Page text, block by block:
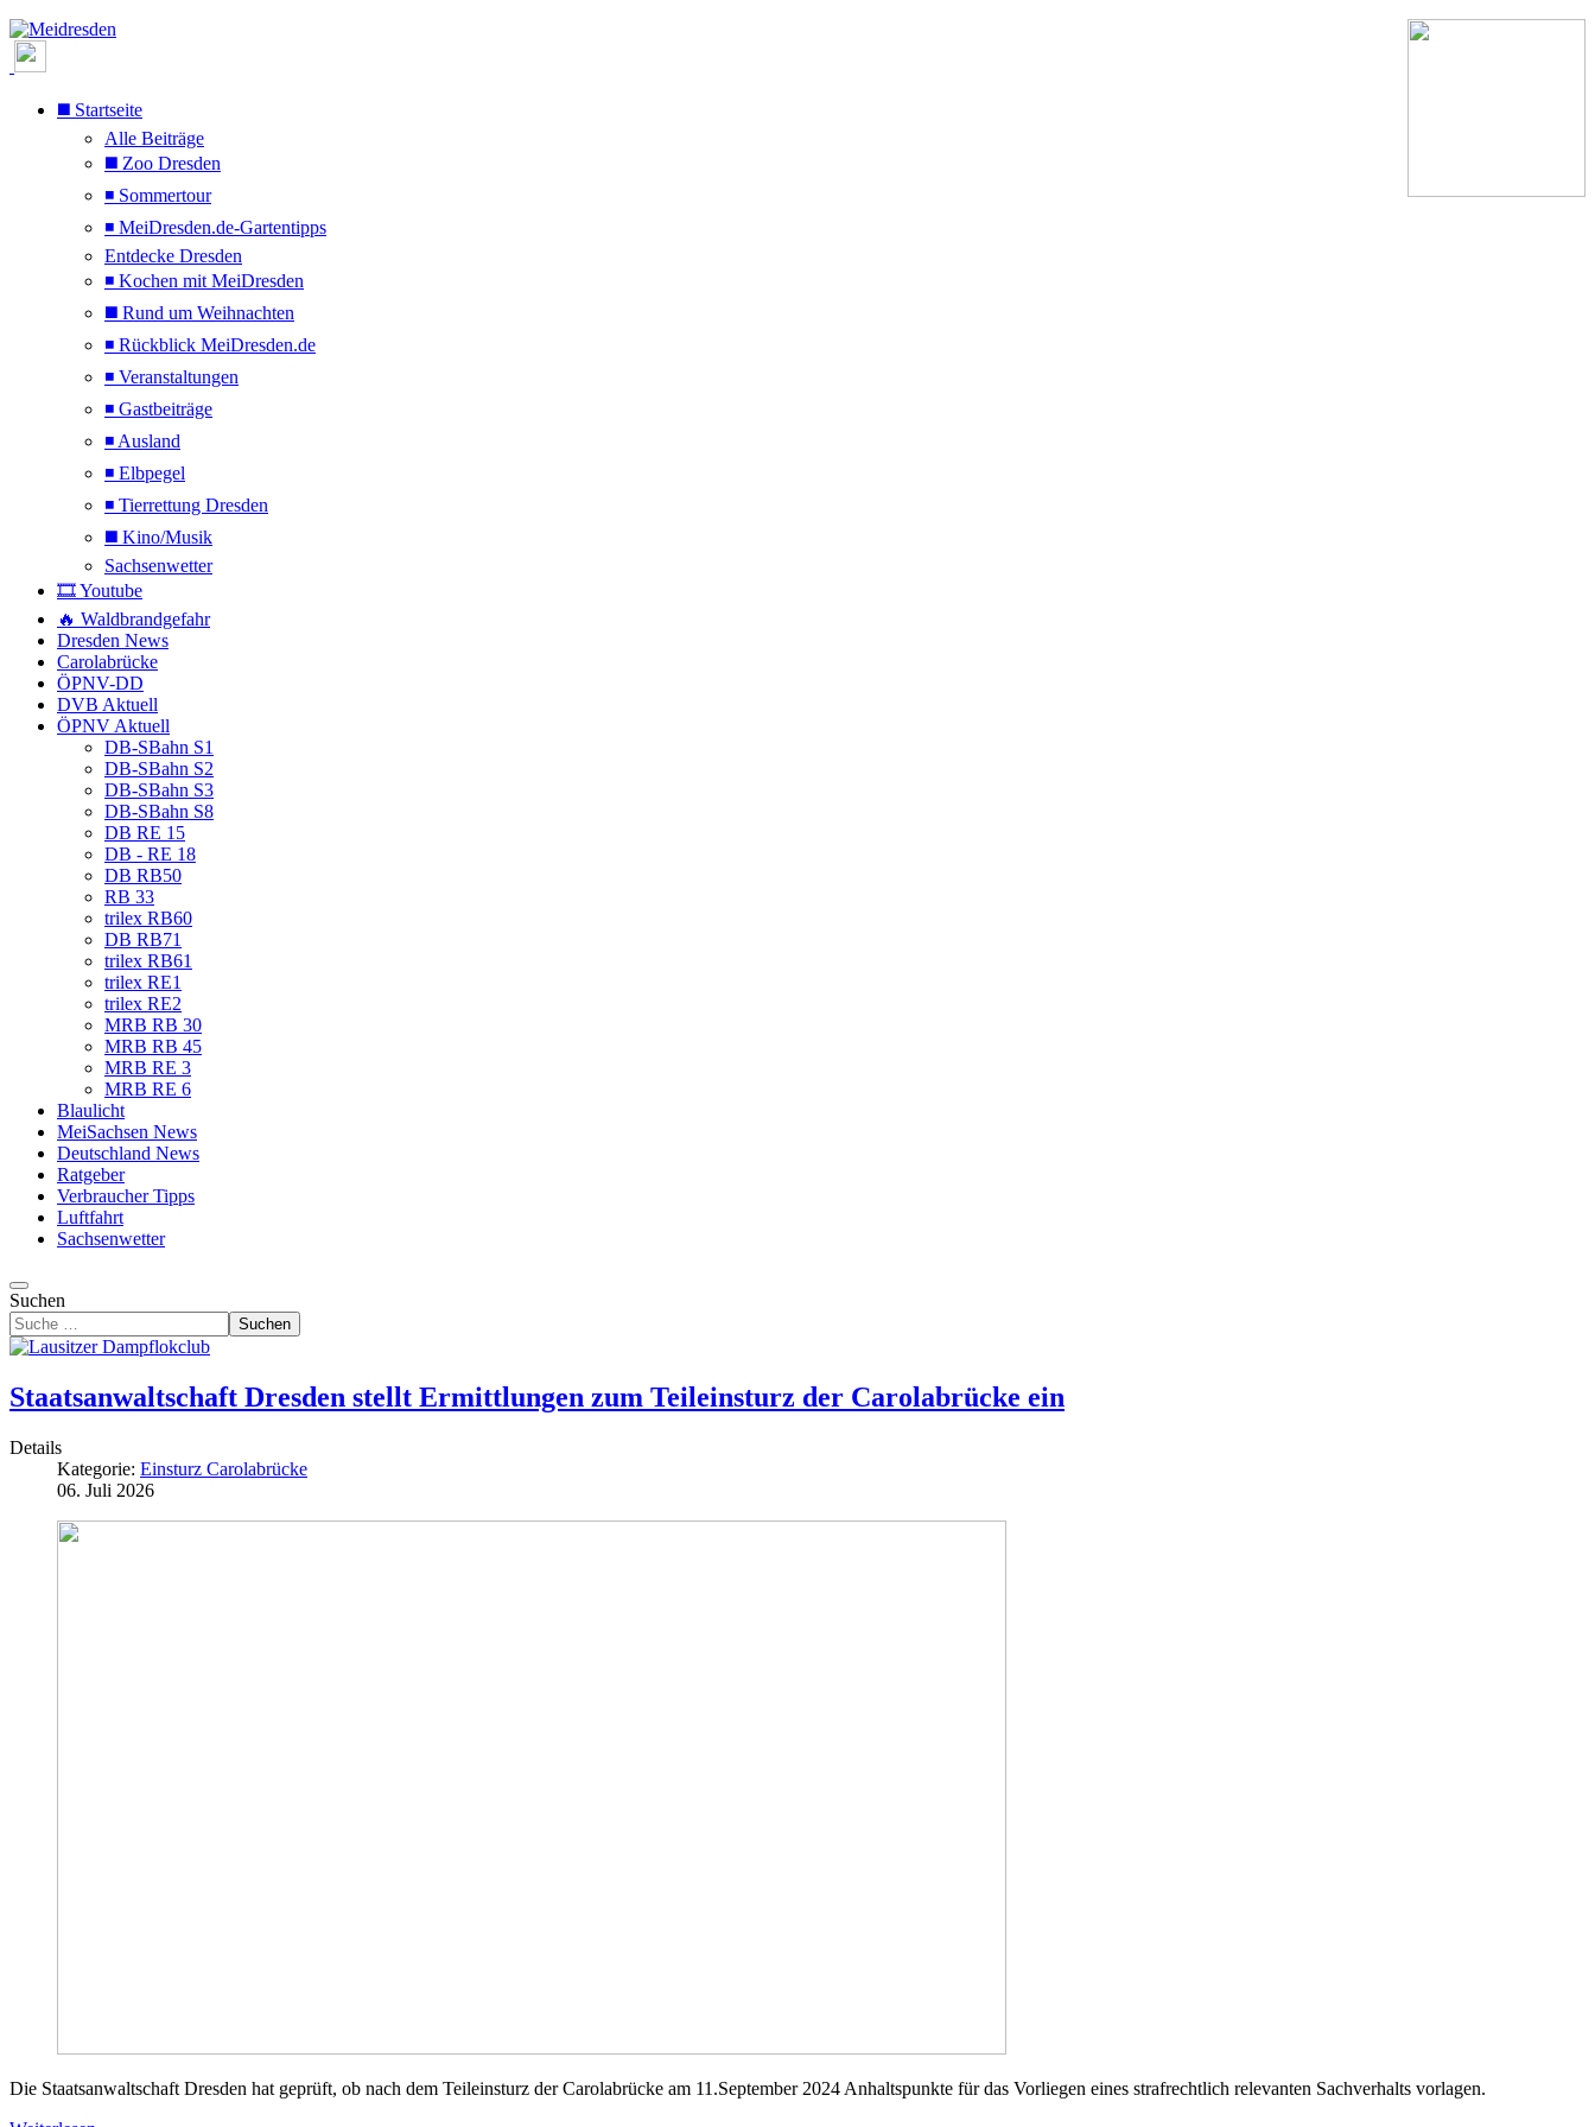
◼️ Startseite
Alle Beiträge
◼️ Zoo Dresden
◾ Sommertour
◾ MeiDresden.de-Gartentipps
Entdecke Dresden
◾ Kochen mit MeiDresden
◼️ Rund um Weihnachten
◾ Rückblick MeiDresden.de
◾ Veranstaltungen
◾ Gastbeiträge
◾ Ausland
◾ Elbpegel
◾ Tierrettung Dresden
◼️ Kino/Musik
Sachsenwetter
🎞️ Youtube
🔥 Waldbrandgefahr
Dresden News
Carolabrücke
ÖPNV-DD
DVB Aktuell
ÖPNV Aktuell
DB-SBahn S1
DB-SBahn S2
DB-SBahn S3
DB-SBahn S8
DB RE 15
DB - RE 18
DB RB50
RB 33
trilex RB60
DB RB71
trilex RB61
trilex RE1
trilex RE2
MRB RB 30
MRB RB 45
MRB RE 3
MRB RE 6
Blaulicht
MeiSachsen News
Deutschland News
Ratgeber
Verbraucher Tipps
Luftfahrt
Sachsenwetter
Suchen
Suchen
Staatsanwaltschaft Dresden stellt Ermittlungen zum Teileinsturz der Carolabrücke ein
Details
Kategorie: Einsturz Carolabrücke
06. Juli 2026
Die Staatsanwaltschaft Dresden hat geprüft, ob nach dem Teileinsturz der Carolabrücke am 11.September 2024 Anhaltspunkte für das Vorliegen eines strafrechtlich relevanten Sachverhalts vorlagen.